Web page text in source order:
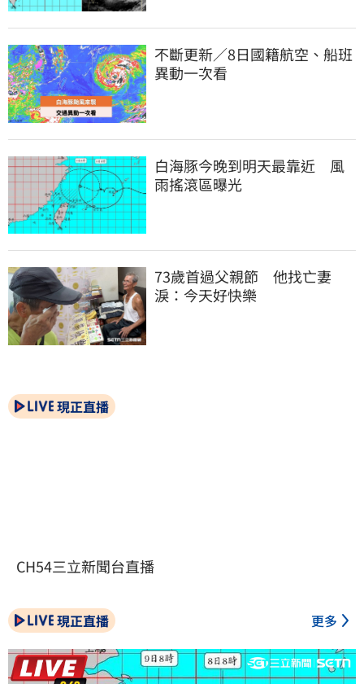
不斷更新／8日國籍航空、船班
異動一次看
白海豚今晚到明天最靠近　風
雨搖滾區曝光
73歲首過父親節　他找亡妻
淚：今天好快樂
現正直播
CH54三立新聞台直播
現正直播 更多